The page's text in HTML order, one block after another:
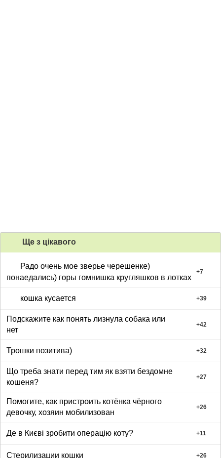
Ще з цiкавого
Радо очень мое зверье черешенке)
понаедались) горы гомнишка кругляшков в лотках
+7
кошка кусается +39
Подскажите как понять лизнула собака или
нет
+42
Трошки позитива) +32
Що треба знати перед тим як взяти бездомне
кошеня?
+27
Помогите, как пристроить котёнка чёрного
девочку, хозяин мобилизован
+26
Де в Києві зробити операцію коту? +11
Стерилизации кошки +26